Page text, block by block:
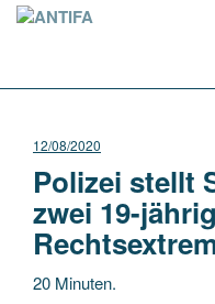
12/08/2020
Polizei stellt
zwei 19-
20 Minuten.